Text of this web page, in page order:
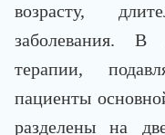
возрасту,
заболевания. В
терапии,
пациенты
разделены на